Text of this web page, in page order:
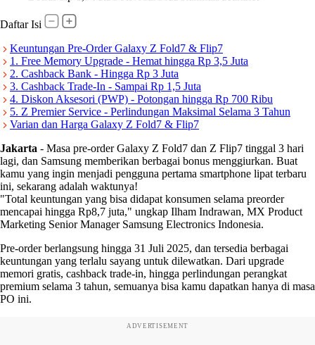
Daftar Isi
Keuntungan Pre-Order Galaxy Z Fold7 & Flip7
1. Free Memory Upgrade - Hemat hingga Rp 3,5 Juta
2. Cashback Bank - Hingga Rp 3 Juta
3. Cashback Trade-In - Sampai Rp 1,5 Juta
4. Diskon Aksesori (PWP) - Potongan hingga Rp 700 Ribu
5. Z Premier Service - Perlindungan Maksimal Selama 3 Tahun
Varian dan Harga Galaxy Z Fold7 & Flip7
Jakarta - Masa pre-order Galaxy Z Fold7 dan Z Flip7 tinggal 3 hari
lagi, dan Samsung memberikan berbagai bonus menggiurkan. Buat
kamu yang ingin menjadi pengguna pertama smartphone lipat terbaru
ini, sekarang adalah waktunya!
"Total keuntungan yang bisa didapat konsumen selama preorder
mencapai hingga Rp8,7 juta," ungkap Ilham Indrawan, MX Product
Marketing Senior Manager Samsung Electronics Indonesia.
Pre-order berlangsung hingga 31 Juli 2025, dan tersedia berbagai
keuntungan yang terlalu sayang untuk dilewatkan. Dari upgrade
memori gratis, cashback trade-in, hingga perlindungan perangkat
premium selama 3 tahun, semuanya bisa kamu dapatkan hanya di masa
PO ini.
ADVERTISEMENT